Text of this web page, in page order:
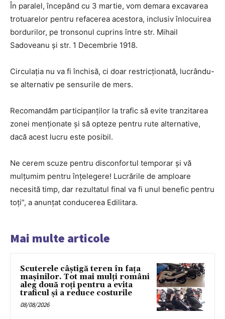
În paralel, începând cu 3 martie, vom demara excavarea
trotuarelor pentru refacerea acestora, inclusiv înlocuirea
bordurilor, pe tronsonul cuprins între str. Mihail
Sadoveanu și str. 1 Decembrie 1918.
Circulația nu va fi închisă, ci doar restricționată, lucrându-
se alternativ pe sensurile de mers.
Recomandăm participanților la trafic să evite tranzitarea
zonei menționate și să opteze pentru rute alternative,
dacă acest lucru este posibil.
Ne cerem scuze pentru disconfortul temporar și vă
mulțumim pentru înțelegere! Lucrările de amploare
necesită timp, dar rezultatul final va fi unul benefic pentru
toți”, a anunțat conducerea Edilitara.
Mai multe articole
Scuterele câștigă teren în fața
mașinilor. Tot mai mulți români
aleg două roți pentru a evita
traficul și a reduce costurile
08/08/2026